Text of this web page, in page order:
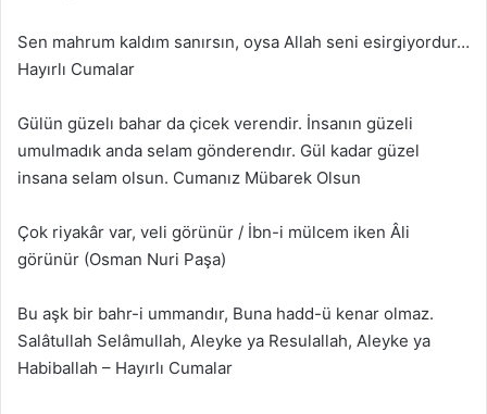
Sen mahrum kaldım sanırsın, oysa Allah seni esirgiyordur…
Hayırlı Cumalar
Gülün güzelı bahar da çicek verendir. İnsanın güzeli
umulmadık anda selam gönderendır. Gül kadar güzel
insana selam olsun. Cumanız Mübarek Olsun
Çok riyakâr var, veli görünür / İbn-i mülcem iken Âli
görünür (Osman Nuri Paşa)
Bu aşk bir bahr-i ummandır, Buna hadd-ü kenar olmaz.
Salâtullah Selâmullah, Aleyke ya Resulallah, Aleyke ya
Habiballah – Hayırlı Cumalar